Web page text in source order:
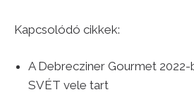
Kapcsolódó cikkek:
A Debrecziner Gourmet 2022-
SVÉT vele tart